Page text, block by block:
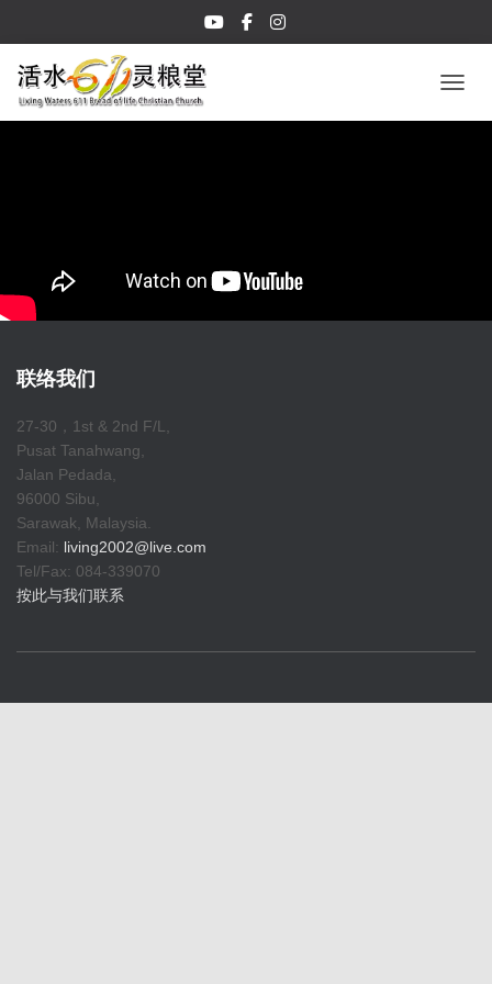
联络我们
27-30，1st & 2nd F/L,
Pusat Tanahwang,
Jalan Pedada,
96000 Sibu,
Sarawak, Malaysia.
Email: living2002@live.com
Tel/Fax: 084-339070
按此与我们联系